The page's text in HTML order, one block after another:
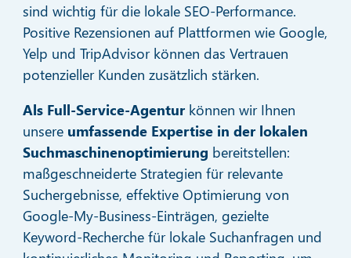
sind wichtig für die lokale SEO-Performance.
Positive Rezensionen auf Plattformen wie Google,
Yelp und TripAdvisor können das Vertrauen
potenzieller Kunden zusätzlich stärken.
Als Full-Service-Agenturkönnen wir Ihnen
unsere umfassende Expertise in der lokalen
Suchmaschinenoptimierung bereitstellen:
maßgeschneiderte Strategien für relevante
Suchergebnisse, effektive Optimierung von
Google-My-Business-Einträgen, gezielte
Keyword-Recherche für lokale Suchanfragen und